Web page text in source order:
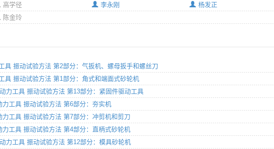
高学径
陈金玲
李永刚 杨发正
具 振动试验方法 第2部分：气扳机、螺母扳手和螺丝刀
具 振动试验方法 第1部分：角式和端面式砂轮机
力工具 振动试验方法 第13部分：紧固件驱动工具
工具 振动试验方法 第6部分：夯实机
工具 振动试验方法 第7部分：冲剪机和剪刀
工具 振动试验方法 第4部分：直柄式砂轮机
力工具 振动试验方法 第12部分：模具砂轮机